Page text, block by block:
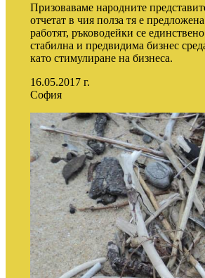
Призоваваме народните
отчетат в чия полза тя е
работят, ръководейки се
стабилна и предвидима бизнес
като стимулиране на бизнеса.
16.05.2017 г.
София